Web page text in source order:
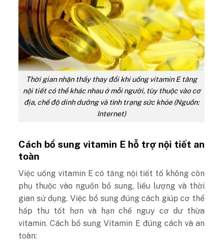
Thời gian nhận thấy thay đổi khi uống vitamin E tăng
nội tiết có thể khác nhau ở mỗi người, tùy thuộc vào cơ
địa, chế độ dinh dưỡng và tình trạng sức khỏe (Nguồn:
Internet)
Cách bổ sung vitamin E hỗ trợ nội tiết an
toàn
Việc uống vitamin E có tăng nội tiết tố không còn
phụ thuộc vào nguồn bổ sung, liều lượng và thời
gian sử dụng. Việc bổ sung đúng cách giúp cơ thể
hấp thu tốt hơn và hạn chế nguy cơ dư thừa
vitamin. Cách bổ sung Vitamin E đúng cách và an
toàn: